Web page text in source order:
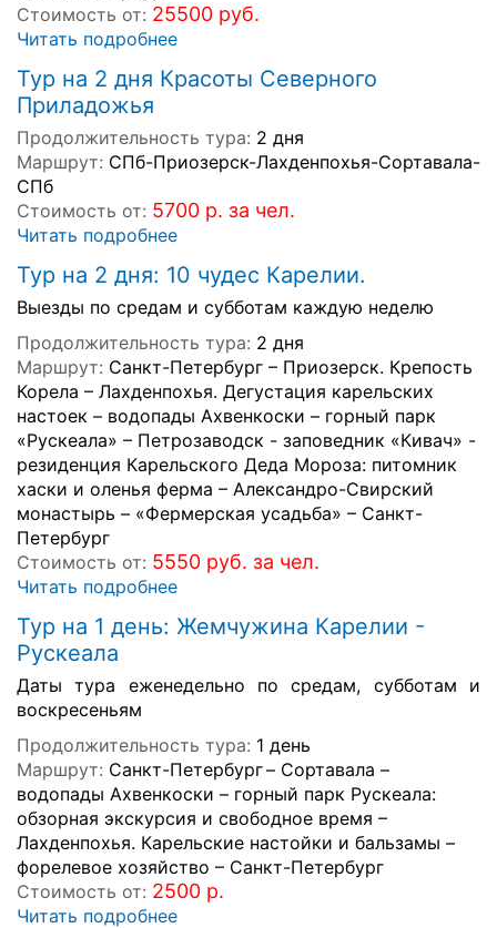
Стоимость от: 25500 руб.
Читать подробнее
Тур на 2 дня Красоты Северного
Приладожья
Продолжительность тура: 2 дня
Маршрут: СПб-Приозерск-Лахденпохья-Сортавала-
СПб
Стоимость от: 5700 р. за чел.
Читать подробнее
Тур на 2 дня: 10 чудес Карелии.
Выезды по средам и субботам каждую неделю
Продолжительность тура: 2 дня
Маршрут: Санкт-Петербург – Приозерск. Крепость
Корела – Лахденпохья. Дегустация карельских
настоек – водопады Ахвенкоски – горный парк
«Рускеала» – Петрозаводск - заповедник «Кивач» -
резиденция Карельского Деда Мороза: питомник
хаски и оленья ферма – Александро-Свирский
монастырь – «Фермерская усадьба» – Санкт-
Петербург
Стоимость от: 5550 руб. за чел.
Читать подробнее
Тур на 1 день: Жемчужина Карелии -
Рускеала
Даты тура еженедельно по средам, субботам и
воскресеньям
Продолжительность тура: 1 день
Маршрут: Санкт-Петербург – Сортавала –
водопады Ахвенкоски – горный парк Рускеала:
обзорная экскурсия и свободное время –
Лахденпохья. Карельские настойки и бальзамы –
форелевое хозяйство – Санкт-Петербург
Стоимость от: 2500 р.
Читать подробнее